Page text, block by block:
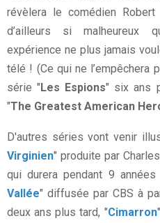
révèlera le comédien
d’ailleurs si malheureux
expérience ne plus jamais
télé ! (Ce qui ne l’empêchera
série "Les Espions" six ans
"The Greatest American
D'autres séries vont venir
Virginien" produite par
qui durera pendant 9
Vallée" diffusée par CBS à
deux ans plus tard, "Cimarron